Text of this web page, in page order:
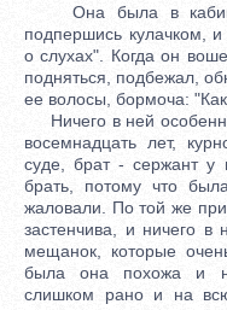
Она была в
подпершись кулачком,
о слухах". Когда он
подняться, подбежал,
ее волосы, бормоча: "Как
Ничего в ней
восемнадцать лет,
суде, брат - сержант у
брать, потому что
жаловали. По той же
застенчива, и ничего
мещанок, которые
была она похожа и
слишком рано и на